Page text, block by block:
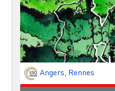
Angers Rennes